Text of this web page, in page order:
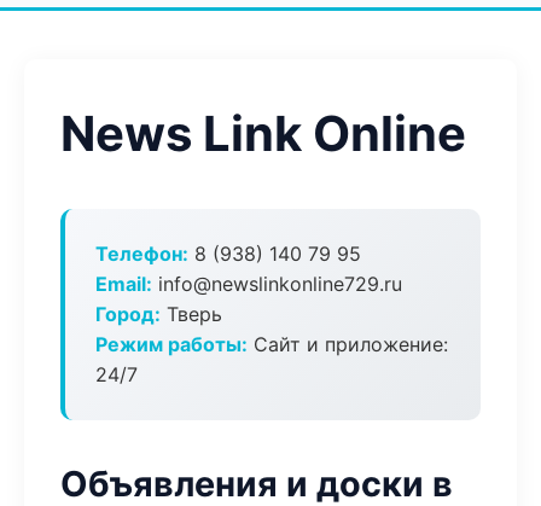
News Link Online
Телефон: 8 (938) 140 79 95
Email: info@newslinkonline729.ru
Город: Тверь
Режим работы: Сайт и приложение:
24/7
Объявления и доски в